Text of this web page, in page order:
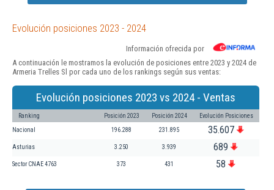
Evolución posiciones 2023 - 2024
Información ofrecida por
A continuación le mostramos la evolución de posiciones entre 2023 y 2024 de
Armeria Trelles Sl por cada uno de los rankings según sus ventas:
Evolución posiciones 2023 vs 2024 - Ventas
Ranking Posición 2023 Posición 2024 Evolución Posiciones
Nacional 196.288 231.895 35.607
Asturias 3.250 3.939 689
Sector CNAE 4763 373 431 58